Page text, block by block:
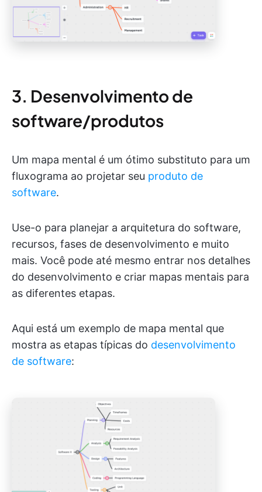
3. Desenvolvimento de
software/produtos
Um mapa mental é um ótimo substituto para um
fluxograma ao projetar seu produto de
software.
Use-o para planejar a arquitetura do software,
recursos, fases de desenvolvimento e muito
mais. Você pode até mesmo entrar nos detalhes
do desenvolvimento e criar mapas mentais para
as diferentes etapas.
Aqui está um exemplo de mapa mental que
mostra as etapas típicas do desenvolvimento
de software: